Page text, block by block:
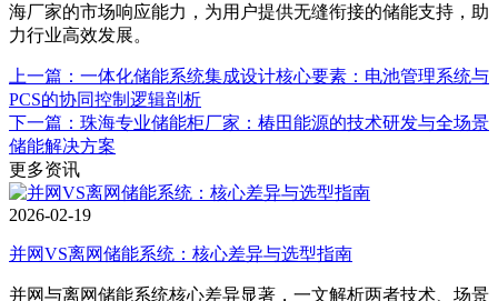
海厂家的市场响应能力，为用户提供无缝衔接的储能支持，助
力行业高效发展。
上一篇：一体化储能系统集成设计核心要素：电池管理系统与
PCS的协同控制逻辑剖析
下一篇：珠海专业储能柜厂家：椿田能源的技术研发与全场景
储能解决方案
更多资讯
2026-02-19
并网VS离网储能系统：核心差异与选型指南
并网与离网储能系统核心差异显著，一文解析两者技术、场景